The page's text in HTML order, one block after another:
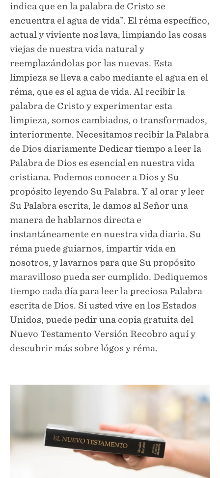
indica que en la palabra de Cristo se
encuentra el agua de vida”. El réma específico,
actual y viviente nos lava, limpiando las cosas
viejas de nuestra vida natural y
reemplazándolas por las nuevas. Esta
limpieza se lleva a cabo mediante el agua en el
réma, que es el agua de vida. Al recibir la
palabra de Cristo y experimentar esta
limpieza, somos cambiados, o transformados,
interiormente. Necesitamos recibir la Palabra
de Dios diariamente Dedicar tiempo a leer la
Palabra de Dios es esencial en nuestra vida
cristiana. Podemos conocer a Dios y Su
propósito leyendo Su Palabra. Y al orar y leer
Su Palabra escrita, le damos al Señor una
manera de hablarnos directa e
instantáneamente en nuestra vida diaria. Su
réma puede guiarnos, impartir vida en
nosotros, y lavarnos para que Su propósito
maravilloso pueda ser cumplido. Dediquemos
tiempo cada día para leer la preciosa Palabra
escrita de Dios. Si usted vive en los Estados
Unidos, puede pedir una copia gratuita del
Nuevo Testamento Versión Recobro aquí y
descubrir más sobre lógos y réma.